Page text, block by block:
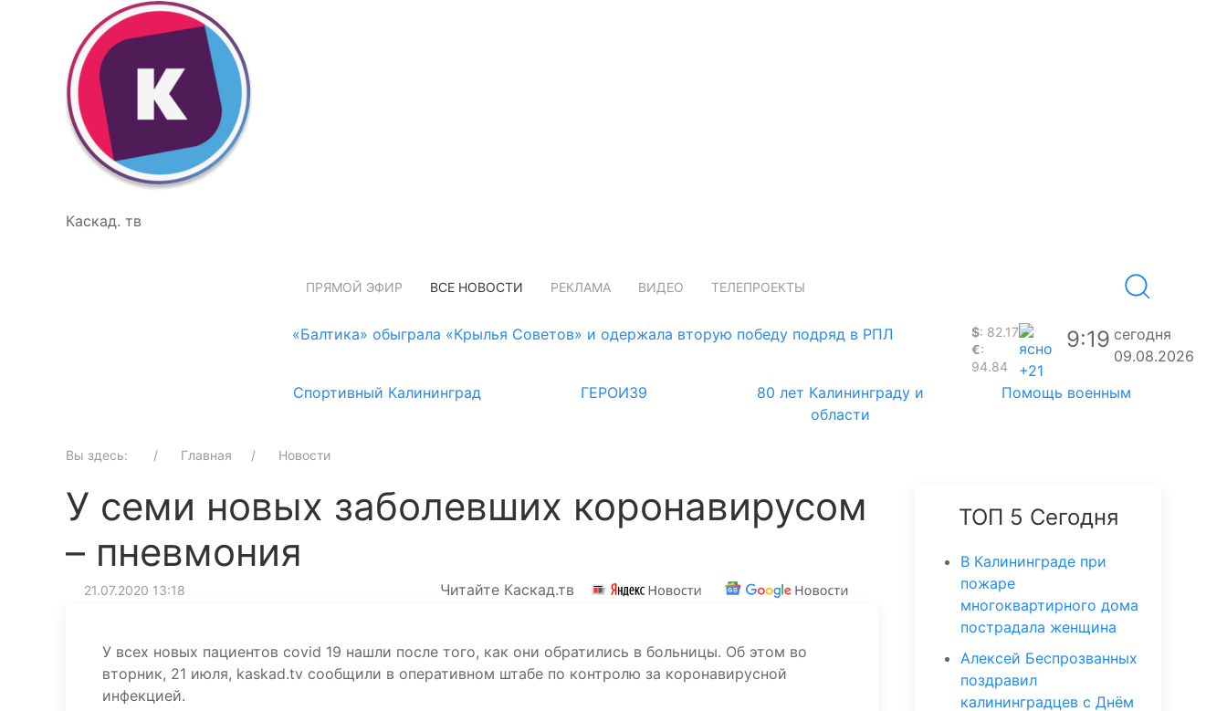
Каскад. тв
ПРЯМОЙ ЭФИР ВСЕ НОВОСТИ РЕКЛАМА ВИДЕО ТЕЛЕПРОЕКТЫ
«Балтика» обыграла «Крылья Советов» и одержала вторую победу подряд в РПЛ $: 82.17
€:
94.84
+21
9:19 сегодня
09.08.2026
Спортивный Калининград
ГЕРОИ39
80 лет Калининграду и
области
Помощь военным
Вы здесь: Главная Новости
У семи новых заболевших коронавирусом
– пневмония
21.07.2020 13:18 Читайте Каскад.тв
У всех новых пациентов covid 19 нашли после того, как они обратились в больницы. Об этом во
вторник, 21 июля, kaskad.tv сообщили в оперативном штабе по контролю за коронавирусной
инфекцией.
ТОП 5 Сегодня
В Калининграде при
пожаре
многоквартирного дома
пострадала женщина
Алексей Беспрозванных
поздравил
калининградцев с Днём